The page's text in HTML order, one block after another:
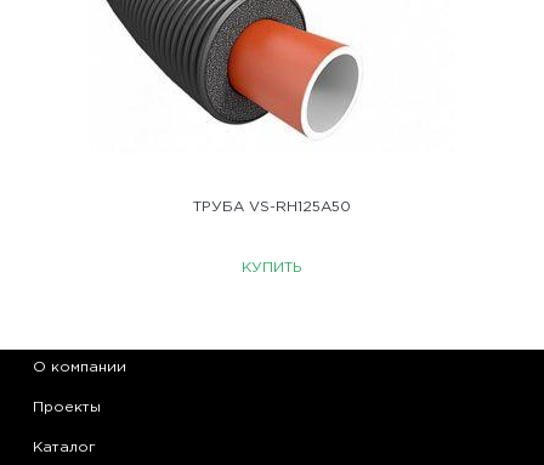
ТРУБА VS-RH125A50
КУПИТЬ
О компании
Проекты
Каталог